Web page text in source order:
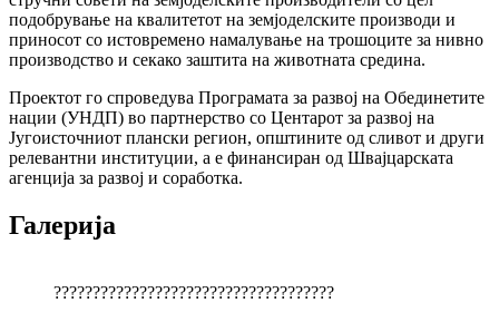
подобрување на квалитетот на земјоделските производи и
приносот со истовремено намалување на трошоците за нивно
производство и секако заштита на животната средина.
Проектот го спроведува Програмата за развој на Обединетите
нации (УНДП) во партнерство со Центарот за развој на
Југоисточниот плански регион, општините од сливот и други
релевантни институции, а е финансиран од Швајцарската
агенција за развој и соработка.
Галерија
????????????????????????????????????